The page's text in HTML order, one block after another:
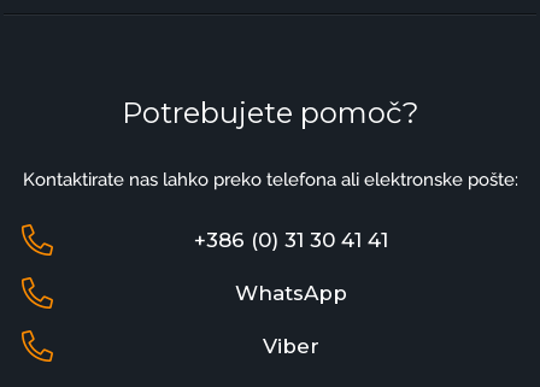
Potrebujete pomoč?
Kontaktirate nas lahko preko telefona ali elektronske pošte:
+386 (0) 31 30 41 41
WhatsApp
Viber